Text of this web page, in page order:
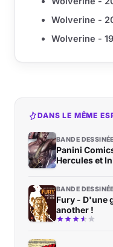
Wolverine -
Wolverine -
DANS LE MÊME
BANDE DESSINÉE
Panini
Hercules et
BANDE DESSINÉE
Fury - D'une
another !